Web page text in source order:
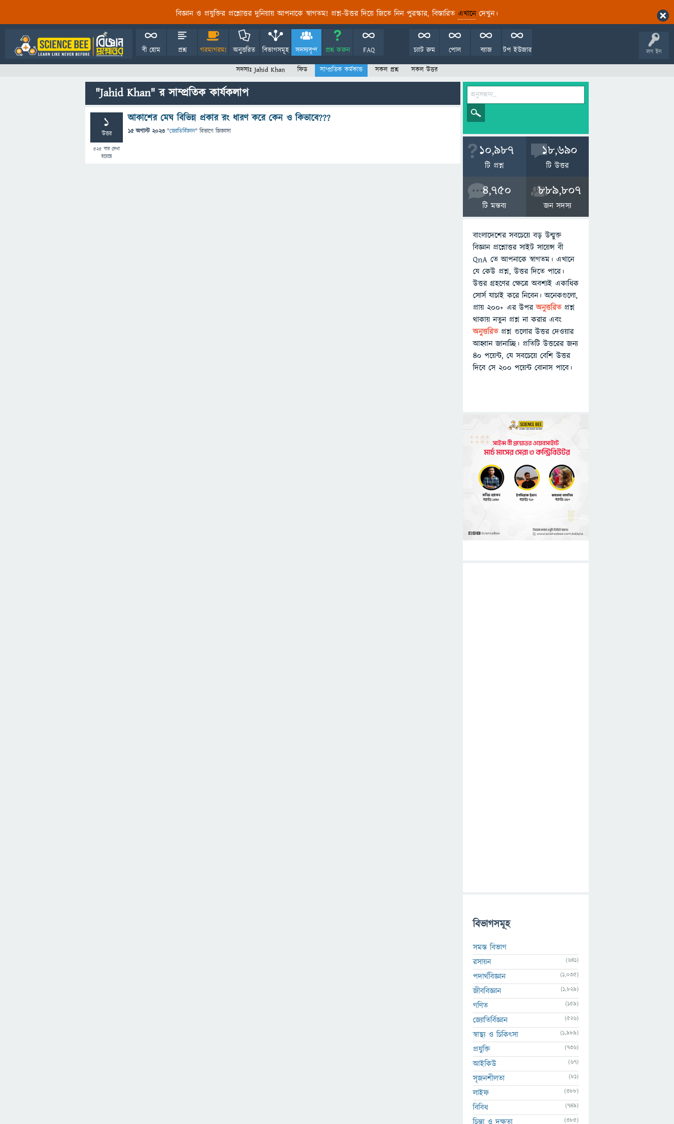
বিজ্ঞান ও প্রযুক্তির প্রশ্নোত্তর দুনিয়ায় আপনাকে স্বাগতম! প্রশ্ন-উত্তর দিয়ে জিতে নিন পুরস্কার, বিস্তারিত এখানেদেখুন।
লগ ইন
বী হোম প্রশ্ন গরমাগরম! অনুত্তরিত বিভাগসমূহ সদস্যবৃন্দ প্রশ্ন করুন FAQ টপ ইউজার
ব্যাজ
পোল
চ্যাট রুম
সদস্যঃ Jahid Khan ফিড সাম্প্রতিক কর্মকান্ড সকল প্রশ্ন সকল উত্তর
"Jahid Khan" র সাম্প্রতিক কার্যকলাপ
1
উত্তর
525 বার দেখা
হয়েছে
আকাশের মেঘ বিভিন্ন প্রকার রং ধারণ করে কেন ও কিভাবে???
15 অগাস্ট 2023 "জ্যোতির্বিজ্ঞান" বিভাগে জিজ্ঞাসা
10,987
টি প্রশ্ন
18,690
টি উত্তর
4,750
টি মন্তব্য
889,807
জন সদস্য
বাংলাদেশের সবচেয়ে বড় উন্মুক্ত
বিজ্ঞান প্রশ্নোত্তর সাইট সায়েন্স বী
QnA তে আপনাকে স্বাগতম। এখানে
যে কেউ প্রশ্ন, উত্তর দিতে পারে।
উত্তর গ্রহণের ক্ষেত্রে অবশ্যই একাধিক
সোর্স যাচাই করে নিবেন। অনেকগুলো,
প্রায় ২০০+ এর উপরঅনুত্তরিতপ্রশ্ন
থাকায় নতুন প্রশ্ন না করার এবং
অনুত্তরিত প্রশ্ন গুলোর উত্তর দেওয়ার
আহ্বান জানাচ্ছি। প্রতিটি উত্তরের জন্য
৪০ পয়েন্ট, যে সবচেয়ে বেশি উত্তর
দিবে সে ২০০ পয়েন্ট বোনাস পাবে।
বিভাগসমূহ
সমস্ত বিভাগ
রসায়ন
(641)
পদার্থবিজ্ঞান (1,035)
জীববিজ্ঞান (1,829)
গণিত (159)
জ্যোতির্বিজ্ঞান (526)
স্বাস্থ্য ও চিকিৎসা (1,989)
প্রযুক্তি (736)
আইকিউ (67)
সৃজনশীলতা (81)
লাইফ (388)
বিবিধ (749)
চিন্তা ও দক্ষতা (385)